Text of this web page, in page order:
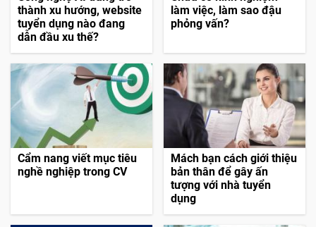
thành xu hướng, website
tuyển dụng nào đang
dẫn đầu xu thế?
làm việc, làm sao đậu
phỏng vấn?
Cẩm nang viết mục tiêu
nghề nghiệp trong CV
Mách bạn cách giới thiệu
bản thân để gây ấn
tượng với nhà tuyển
dụng